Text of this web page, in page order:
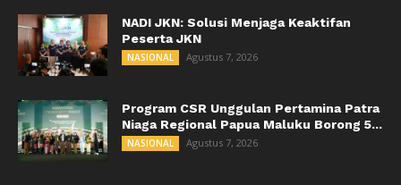
NADI JKN: Solusi Menjaga Keaktifan
Peserta JKN
NASIONAL Agustus 7, 2026
Program CSR Unggulan Pertamina Patra
Niaga Regional Papua Maluku Borong 5...
NASIONAL Agustus 7, 2026